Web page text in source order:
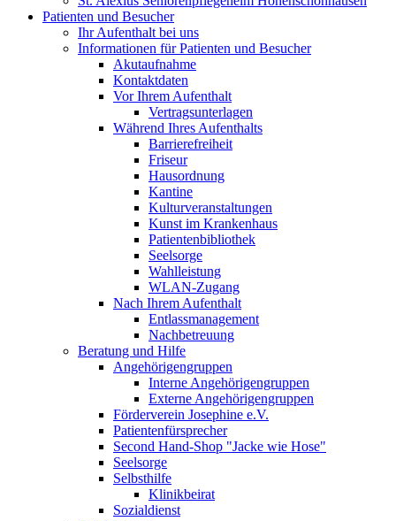
Patienten und Besucher
Ihr Aufenthalt bei uns
Informationen für Patienten und Besucher
Akutaufnahme
Kontaktdaten
Vor Ihrem Aufenthalt
Vertragsunterlagen
Während Ihres Aufenthalts
Barrierefreiheit
Friseur
Hausordnung
Kantine
Kulturveranstaltungen
Kunst im Krankenhaus
Patientenbibliothek
Seelsorge
Wahlleistung
WLAN-Zugang
Nach Ihrem Aufenthalt
Entlassmanagement
Nachbetreuung
Beratung und Hilfe
Angehörigengruppen
Interne Angehörigengruppen
Externe Angehörigengruppen
Förderverein Josephine e.V.
Patientenfürsprecher
Second Hand-Shop "Jacke wie Hose"
Seelsorge
Selbsthilfe
Klinikbeirat
Sozialdienst